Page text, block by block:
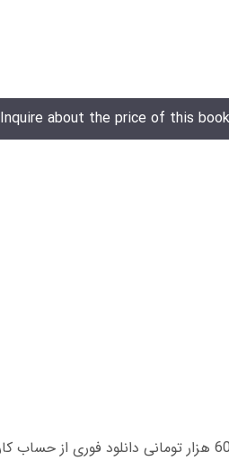
Inquire about the price of this book